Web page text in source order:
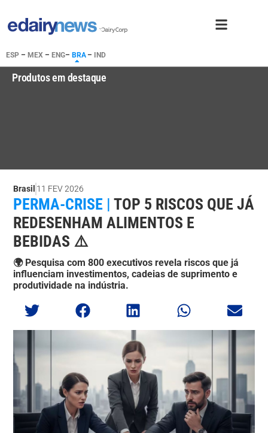
ESP – MEX – ENG– BRA– IND
Produtos em destaque
Brasil 11 FEV 2026
PERMA-CRISE | TOP 5 RISCOS QUE JÁ
REDESENHAM ALIMENTOS E
BEBIDAS ⚠️
🌍 Pesquisa com 800 executivos revela riscos que já
influenciam investimentos, cadeias de suprimento e
produtividade na indústria.